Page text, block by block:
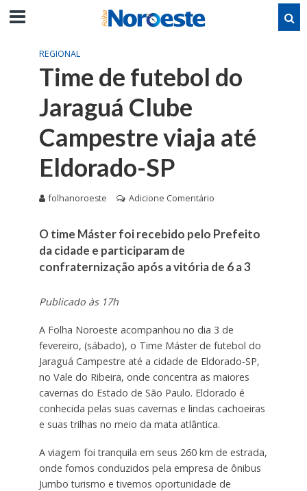
REGIONAL
Time de futebol do
Jaraguá Clube
Campestre viaja até
Eldorado-SP
folhanoroeste Adicione Comentário
O time Máster foi recebido pelo Prefeito
da cidade e participaram de
confraternização após a vitória de 6 a 3
Publicado às 17h
A Folha Noroeste acompanhou no dia 3 de
fevereiro, (sábado), o Time Máster de futebol do
Jaraguá Campestre até a cidade de Eldorado-SP,
no Vale do Ribeira, onde concentra as maiores
cavernas do Estado de São Paulo. Eldorado é
conhecida pelas suas cavernas e lindas cachoeiras
e suas trilhas no meio da mata atlântica.
A viagem foi tranquila em seus 260 km de estrada,
onde fomos conduzidos pela empresa de ônibus
Jumbo turismo e tivemos oportunidade de